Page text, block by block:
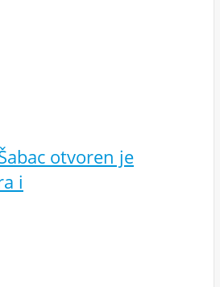
otvoren je
i